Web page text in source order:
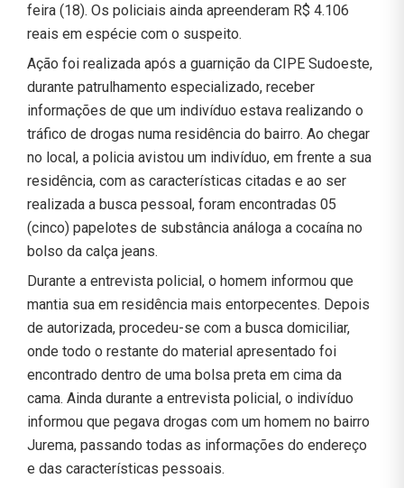
feira (18). Os policiais ainda apreenderam R$ 4.106
reais em espécie com o suspeito.
Ação foi realizada após a guarnição da CIPE Sudoeste,
durante patrulhamento especializado, receber
informações de que um indivíduo estava realizando o
tráfico de drogas numa residência do bairro. Ao chegar
no local, a policia avistou um indivíduo, em frente a sua
residência, com as características citadas e ao ser
realizada a busca pessoal, foram encontradas 05
(cinco) papelotes de substância análoga a cocaína no
bolso da calça jeans.
Durante a entrevista policial, o homem informou que
mantia sua em residência mais entorpecentes. Depois
de autorizada, procedeu-se com a busca domiciliar,
onde todo o restante do material apresentado foi
encontrado dentro de uma bolsa preta em cima da
cama. Ainda durante a entrevista policial, o indivíduo
informou que pegava drogas com um homem no bairro
Jurema, passando todas as informações do endereço
e das características pessoais.